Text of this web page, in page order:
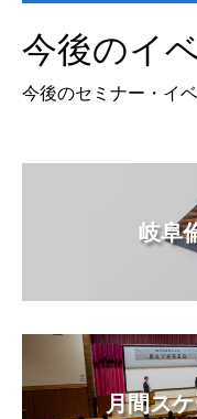
今後のイ
今後のセミナー・イ
岐阜
月間ス